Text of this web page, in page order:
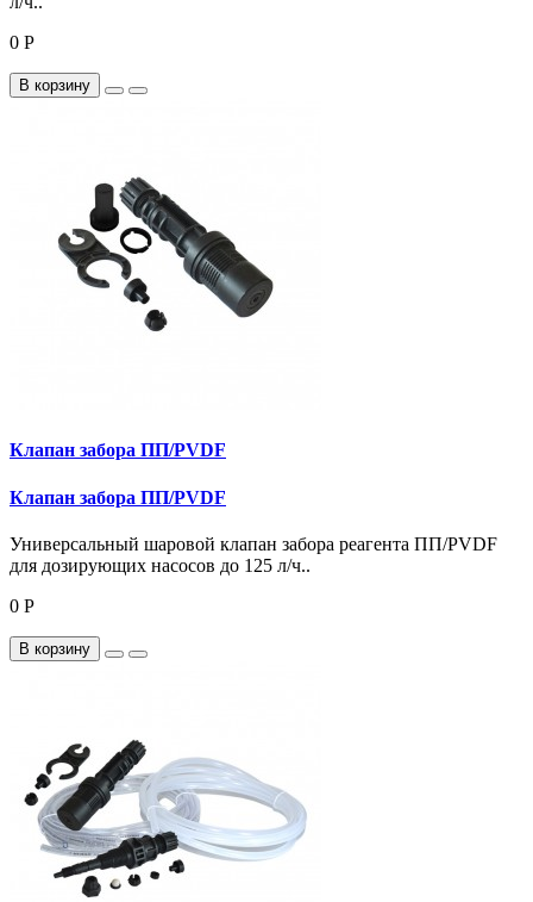
0 Р
В корзину
Клапан забора ПП/PVDF
Клапан забора ПП/PVDF
Универсальный шаровой клапан забора реагента ПП/PVDF
для дозирующих насосов до 125 л/ч..
0 Р
В корзину